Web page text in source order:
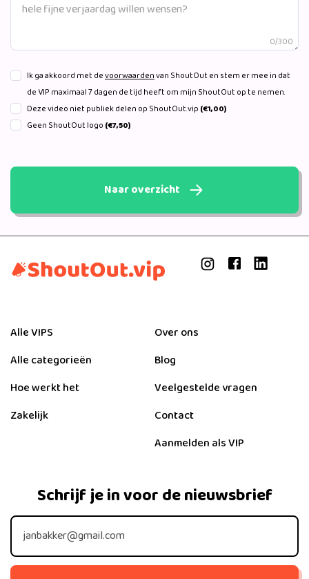
0/300
Ik ga akkoord met devoorwaardenvan ShoutOut en stem er mee in dat
de VIP maximaal 7 dagen de tijd heeft om mijn ShoutOut op te nemen.
Deze video niet publiek delen op ShoutOut.vip (€1,00)
Geen ShoutOut logo (€7,50)
Naar overzicht
Alle VIPS
Alle categorieën
Hoe werkt het
Zakelijk
Over ons
Blog
Veelgestelde vragen
Contact
Aanmelden als VIP
Schrijf je in voor de nieuwsbrief